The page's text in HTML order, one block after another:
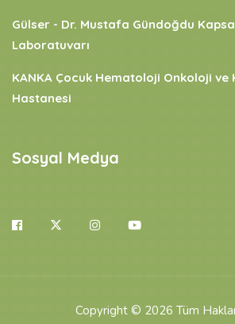
Gülser - Dr. Mustafa Gündoğdu
Laboratuvarı
KANKA Çocuk Hematoloji Onkoloji ve
Hastanesi
Sosyal Medya
Copyright © 2026 Tüm Haklar